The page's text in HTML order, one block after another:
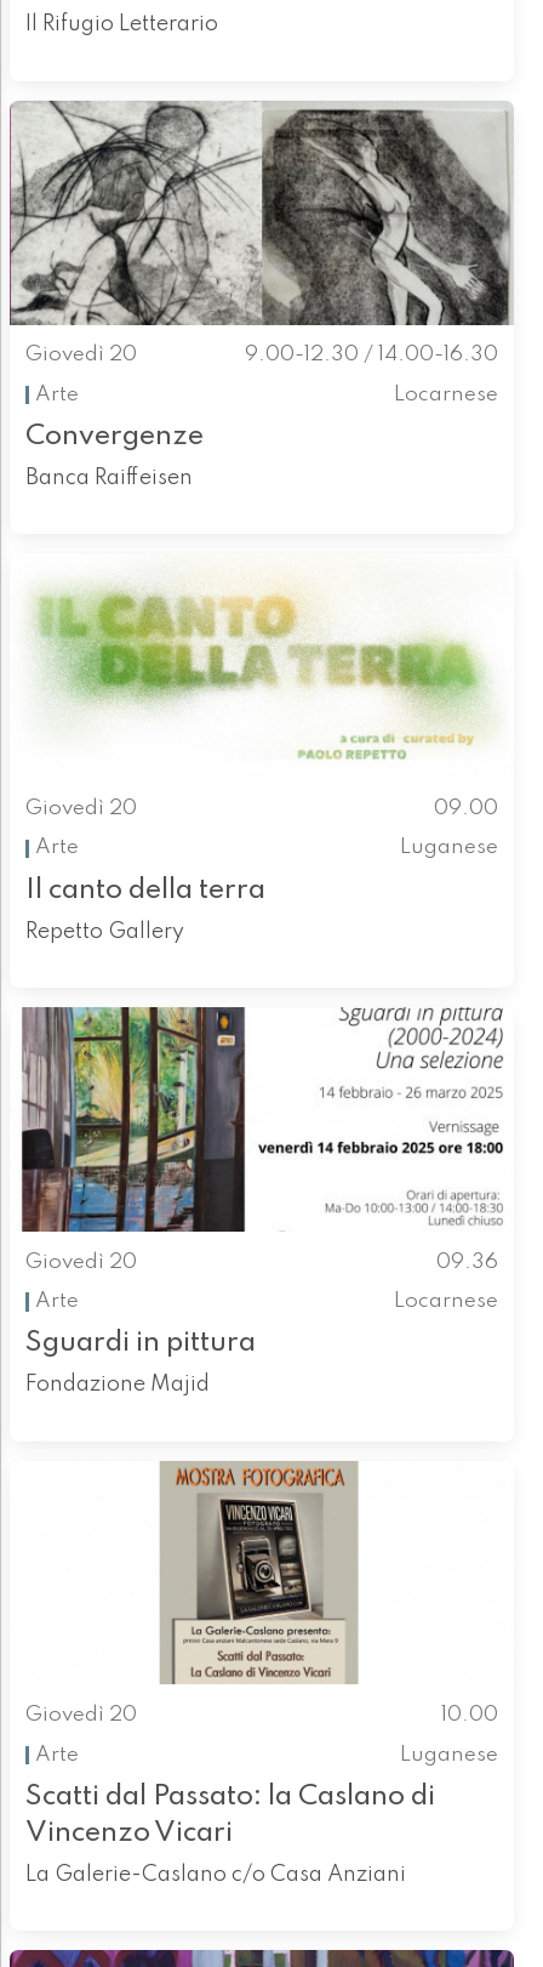
Il Rifugio Letterario
Giovedì 20
9.00-12.30 / 14.00-16.30
Arte
Locarnese
Convergenze
Banca Raiffeisen
Giovedì 20
09.00
Arte
Luganese
Il canto della terra
Repetto Gallery
Giovedì 20
09.36
Arte
Locarnese
Sguardi in pittura
Fondazione Majid
Giovedì 20
10.00
Arte
Luganese
Scatti dal Passato: la Caslano di
Vincenzo Vicari
La Galerie-Caslano c/o Casa Anziani